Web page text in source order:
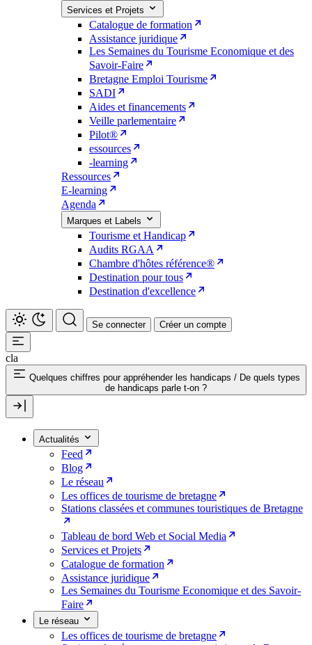
Services et Projets
Catalogue de formation
Assistance juridique
Les Semaines du Tourisme Economique et des
Savoir-Faire
Bretagne Emploi Tourisme
SADI
Aides et financements
Veille parlementaire
Pilot®
essources
-learning
Ressources
E-learning
Agenda
Marques et Labels
Tourisme et Handicap
Audits RGAA
Chambre d'hôtes référence®
Destination pour tous
Destination d'excellence
Se connecter Créer un compte
cla
Quelques chiffres pour appréhender les handicaps / De quels types
de handicaps parle t-on ?
Actualités
Feed
Blog
Le réseau
Les offices de tourisme de bretagne
Stations classées et communes touristiques de Bretagne
Tableau de bord Web et Social Media
Services et Projets
Catalogue de formation
Assistance juridique
Les Semaines du Tourisme Economique et des Savoir-
Faire
Le réseau
Les offices de tourisme de bretagne